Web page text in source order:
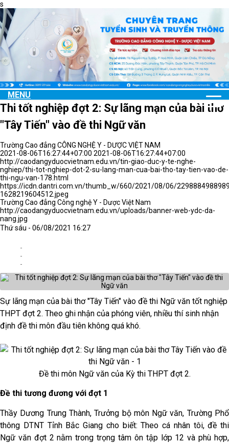
s
MENU
Thi tốt nghiệp đợt 2: Sự lãng mạn của bài thơ
"Tây Tiến" vào đề thi Ngữ văn
Trường Cao đẳng CÔNG NGHỆ Y - DƯỢC VIỆT NAM
2021-08-06T16:27:44+07:00 2021-08-06T16:27:44+07:00
http://caodangyduocvietnam.edu.vn/tin-giao-duc-y-te-nghe-
nghiep/thi-tot-nghiep-dot-2-su-lang-man-cua-bai-tho-tay-tien-vao-de-
thi-ngu-van-178.html
https://icdn.dantri.com.vn/thumb_w/660/2021/08/06/
1628219604512.jpeg
Trường Cao đẳng Công nghệ Y - Dược Việt Nam
http://caodangyduocvietnam.edu.vn/uploads/banner-web-ydc-da-
nang.jpg
Thứ sáu - 06/08/2021 16:27
Sự lãng mạn của bài thơ "Tây Tiến" vào đề thi Ngữ văn tốt nghiệp
THPT đợt 2. Theo ghi nhận của phóng viên, nhiều thí sinh nhận
định đề thi môn đầu tiên không quá khó.
Đề thi môn Ngữ văn của Kỳ thi THPT đợt 2.
Đề thi tương đương với đợt 1
Thầy Dương Trung Thành, Trưởng bộ môn Ngữ văn, Trường Phổ
thông DTNT Tỉnh Bắc Giang cho biết: Theo cá nhân tôi, đề thi
Ngữ văn đợt 2 nằm trong trọng tâm ôn tập lớp 12 và phù hợp,